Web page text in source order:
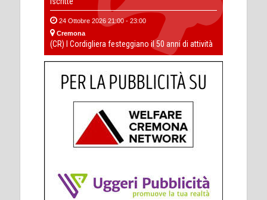
24 Ottobre 2026 21:00 - 23:00
Cremona
(CR) I Cordigliera festeggiano il 50 anni di attività